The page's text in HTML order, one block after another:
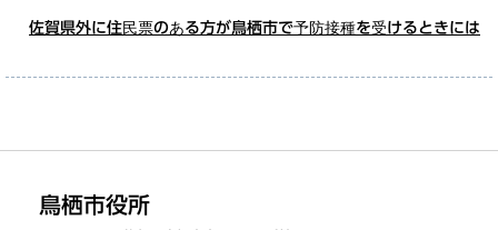
佐賀県外に住民票のある方が鳥栖市で予防接種を受けるときには
鳥栖市役所